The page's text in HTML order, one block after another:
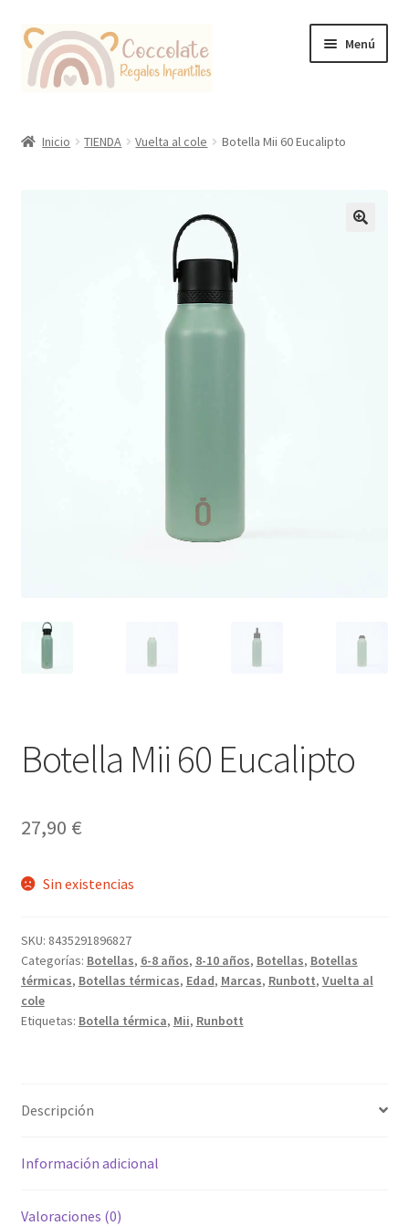
Ir
la
Ir
contenido
Menú
Inicio TIENDA Vuelta al cole Botella Mii 60 Eucalipto
Botella Mii 60 Eucalipto
27,90 €
Sin existencias
SKU: 8435291896827
Categorías: Botellas, 6-8 años, 8-10 años, Botellas, Botellas
térmicas, Botellas térmicas, Edad, Marcas, Runbott, Vuelta al
cole
Etiquetas: Botella térmica, Mii, Runbott
Descripción
Información adicional
Valoraciones (0)